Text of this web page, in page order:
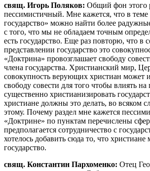
свящ. Игорь Поляков: Общий фон этого
пессимистичный. Мне кажется, что в теме
государство» можно найти более
с того, что мы не обладаем точным
есть государство. Еще раз повторю, что в
представлении государство это
«Доктрина» провозглашает свободу
члена государства. Христианский мир,
совокупность верующих христиан может
свободу совести для того чтобы влиять на
существенно христианизировать
христиане должны это делать, во всяком
этому. Почему раздел мне кажется
«Доктрине» по пунктам перечислены
предполагается сотрудничество с
хотелось добавить сюда то, что христиане
государство.
свящ. Константин Пархоменко: Отец